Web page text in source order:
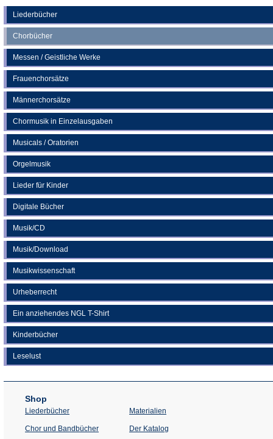
Liederbücher
Chorbücher
Messen / Geistliche Werke
Frauenchorsätze
Männerchorsätze
Chormusik in Einzelausgaben
Musicals / Oratorien
Orgelmusik
Lieder für Kinder
Digitale Bücher
Musik/CD
Musik/Download
Musikwissenschaft
Urheberrecht
Ein anziehendes NGL T-Shirt
Kinderbücher
Leselust
Shop
Liederbücher
Chor und Bandbücher
Materialien
Der Katalog